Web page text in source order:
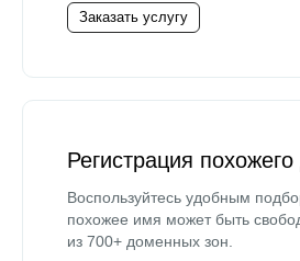
Заказать услугу
Регистрация
Воспользуйтесь удобным
похожее имя может быть
из 700+ доменных зон.